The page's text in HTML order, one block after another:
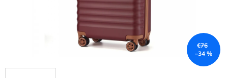
€76
–34 %